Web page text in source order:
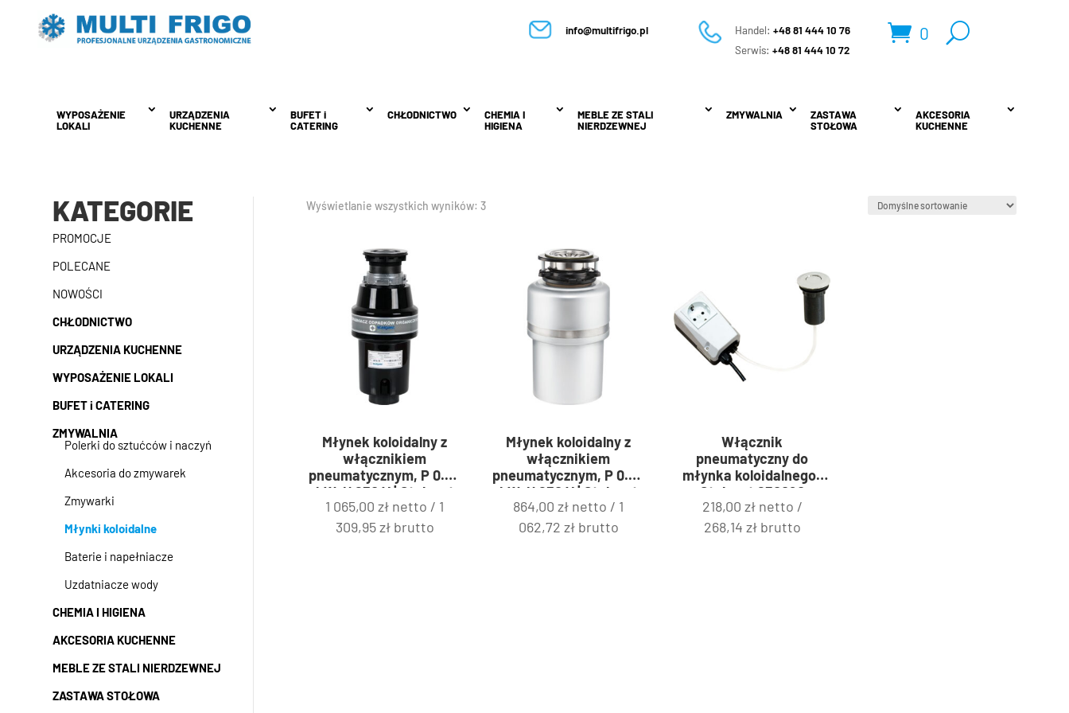
info@multifrigo.pl Handel: +48 81 444 10 76
Serwis: +48 81 444 10 72
0
WYPOSAŻENIE
LOKALI
URZĄDZENIA
KUCHENNE
BUFET i
CATERING
CHŁODNICTWO
CHEMIA I
HIGIENA
MEBLE ZE STALI
NIERDZEWNEJ
ZMYWALNIA
ZASTAWA
STOŁOWA
AKCESORIA
KUCHENNE
WYPOSAŻENIE
LOKALI
URZĄDZENIA
KUCHENNE
BUFET i
CATERING
CHŁODNICTWO
CHEMIA I
HIGIENA
MEBLE ZE STALI
NIERDZEWNEJ
ZMYWALNIA
ZASTAWA
STOŁOWA
AKCESORIA
KUCHENNE
KATEGORIE
PROMOCJE
POLECANE
NOWOŚCI
CHŁODNICTWO
URZĄDZENIA KUCHENNE
WYPOSAŻENIE LOKALI
BUFET i CATERING
ZMYWALNIA
Polerki do sztućców i naczyń
Akcesoria do zmywarek
Zmywarki
Młynki koloidalne
Baterie i napełniacze
Uzdatniacze wody
CHEMIA I HIGIENA
AKCESORIA KUCHENNE
MEBLE ZE STALI NIERDZEWNEJ
ZASTAWA STOŁOWA
Wyświetlanie wszystkich wyników: 3
Młynek koloidalny z
włącznikiem
pneumatycznym, P 0.56
kW, U 230 V | Stalgast
650022
1 065,00zł netto / 1
309,95złbrutto
Młynek koloidalny z
włącznikiem
pneumatycznym, P 0.56
kW, U 230 V | Stalgast
650025
864,00zł netto / 1
062,72 złbrutto
Włącznik
pneumatyczny do
młynka koloidalnego |
Stalgast 650090
218,00 zł netto /
268,14 złbrutto